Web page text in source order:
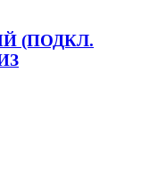
(ПОДКЛ.